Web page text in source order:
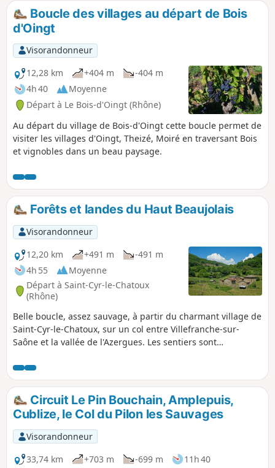
Boucle des villages au départ de Bois
d'Oingt
Visorandonneur
12,28 km
+404 m
-404 m
4h 40
Moyenne
Départ à Le Bois-d'Oingt (Rhône)
Au départ du village de Bois-d'Oingt cette boucle permet de
visiter les villages d'Oingt, Theizé, Moiré en traversant Bois
et vignobles dans un beau paysage.
Forêts et landes du Haut Beaujolais
Visorandonneur
12,20 km
+491 m
-491 m
4h 55
Moyenne
Départ à Saint-Cyr-le-Chatoux
(Rhône)
Belle boucle, assez sauvage, à partir du charmant village de
Saint-Cyr-le-Chatoux, sur un col entre Villefranche-sur-
Saône et la vallée de l'Azergues. Les sentiers sont
Dépaysement assuré. Belles vues dégagées depuis les
landes du sommet du Bois des Allemands.
Circuit Le Pin Bouchain, Amplepuis,
Cublize, le Col du Pilon les Sauvages
Visorandonneur
33,74 km
+703 m -699 m 11h 40